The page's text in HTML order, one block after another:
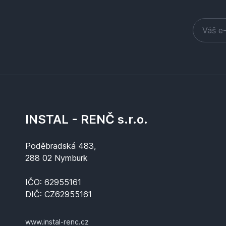
INSTAL - RENČ s.r.o.
Poděbradská 483,
288 02 Nymburk
IČO: 62955161
DIČ: CZ62955161
www.instal-renc.cz